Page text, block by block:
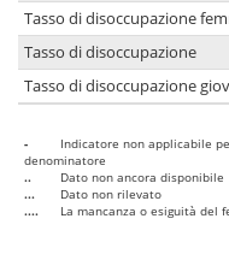
Tasso di disoccupazione
Tasso di disoccupazione
Tasso di disoccupazione
-
Indicatore non applicabile
denominatore
..
Dato non ancora disponibile
...
Dato non rilevato
....
La mancanza o esiguità del